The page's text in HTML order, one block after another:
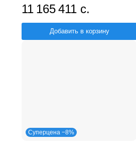
11 165 411 с.
Добавить в корзину
Суперцена −8%